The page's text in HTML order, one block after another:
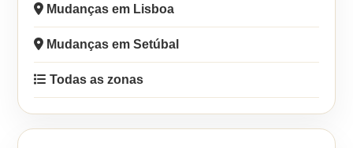
Mudanças em Lisboa
Mudanças em Setúbal
Todas as zonas